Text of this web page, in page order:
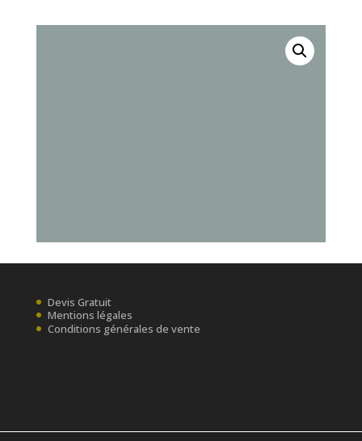
Devis Gratuit
Mentions légales
Conditions générales de vente